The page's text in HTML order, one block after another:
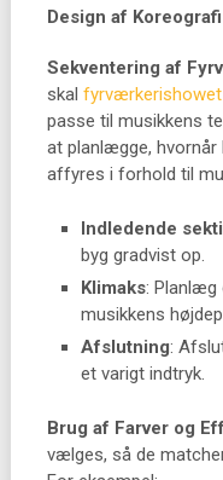
Design af Koreografi
Sekventering af
skal fyrværkerishowet
passe til musikkens
at planlægge,
affyres i forhold til
Indledende
byg gradvist op.
Klimaks: Planlæg
musikkens
Afslutning:
et varigt indtryk.
Brug af Farver og
vælges, så de